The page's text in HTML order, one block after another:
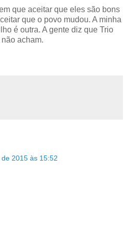
que aceitar que eles são bons
que o povo mudou. A minha
é outra. A gente diz que Trio
acham.
2015 às 15:52